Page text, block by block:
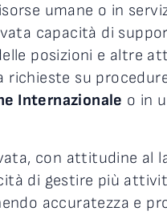
umane o in
capacità di
posizioni e altre
richieste su
Internazionale o in
con attitudine al
di gestire più
accuratezza e